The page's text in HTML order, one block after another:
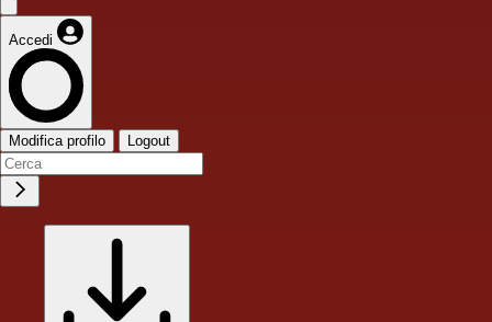
Accedi
Modifica profilo Logout